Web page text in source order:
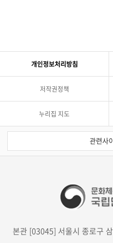
개인정보처리방침
저작권정책
누리집 지도
관
이
관련사
본관 [03045] 서울시 종로구